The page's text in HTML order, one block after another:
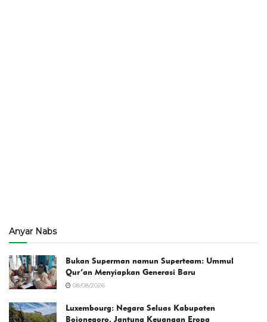
Anyar Nabs
Bukan Superman namun Superteam: Ummul
Qur’an Menyiapkan Generasi Baru
08/08/2026
Luxembourg: Negara Seluas Kabupaten
Bojonegoro, Jantung Keuangan Eropa